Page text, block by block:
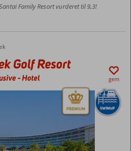
Family Resort vurderet til 9,3!
Golf Resort
-Hotel gem